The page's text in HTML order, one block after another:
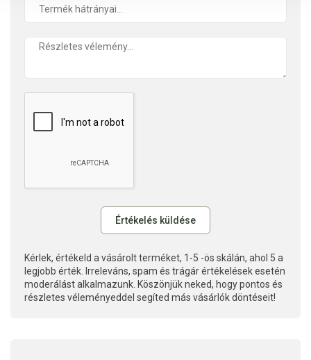
Kérlek, értékeld a vásárolt terméket, 1-5 -ös skálán, ahol 5 a
legjobb érték. Irreleváns, spam és trágár értékelések esetén
moderálást alkalmazunk. Köszönjük neked, hogy pontos és
részletes véleményeddel segíted más vásárlók döntéseit!